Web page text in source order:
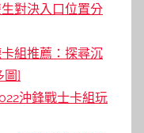
對決入口位置分
組推薦：探尋沉
圖]
沖鋒戰士卡組玩